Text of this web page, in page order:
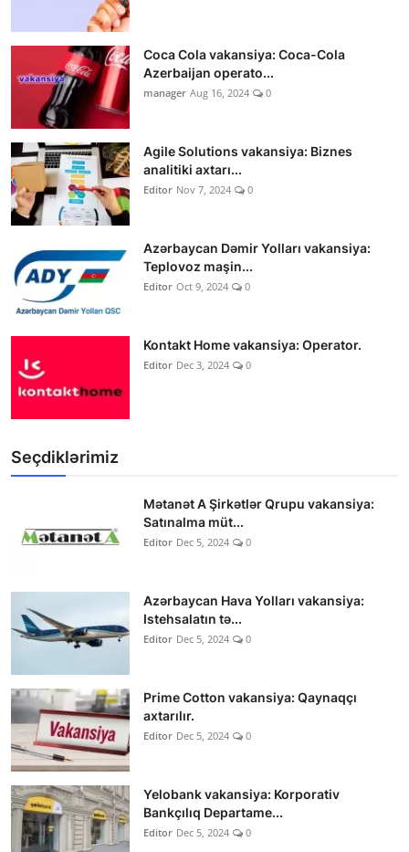
Coca Cola vakansiya: Coca-Cola
Azerbaijan operato...
manager Aug 16, 2024 0
Agile Solutions vakansiya: Biznes
analitiki axtarı...
Editor Nov 7, 2024 0
Azərbaycan Dəmir Yolları vakansiya:
Teplovoz maşin...
Editor Oct 9, 2024 0
Kontakt Home vakansiya: Operator.
Editor Dec 3, 2024 0
Seçdiklərimiz
Mətanət A Şirkətlər Qrupu vakansiya:
Satınalma müt...
Editor Dec 5, 2024 0
Azərbaycan Hava Yolları vakansiya:
Istehsalatın tə...
Editor Dec 5, 2024 0
Prime Cotton vakansiya: Qaynaqçı
axtarılır.
Editor Dec 5, 2024 0
Yelobank vakansiya: Korporativ
Bankçılıq Departame...
Editor Dec 5, 2024 0